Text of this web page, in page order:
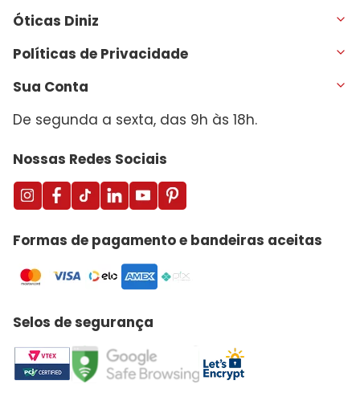
Óticas Diniz
Políticas de Privacidade
Sua Conta
De segunda a sexta, das 9h às 18h.
Nossas Redes Sociais
Formas de pagamento e bandeiras aceitas
Selos de segurança